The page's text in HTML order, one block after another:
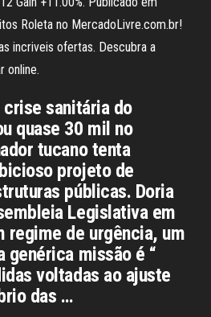
Roleta no MercadoLivre.com.br!
incriveis ofertas. Descubra a
online.
sanitária do
quase 30 mil no
tucano tenta
projeto de
públicas. Doria
Legislativa em
regime de urgência, um
genérica missão é “
voltadas ao ajuste
das …